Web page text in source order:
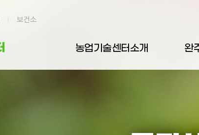
보건소
농업기술센터소개 완